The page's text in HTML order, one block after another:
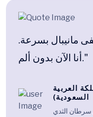
مانيبال بسرعة.
أنا الآن بدون ألم."
العربية
السعودية)
سرطان الثدي